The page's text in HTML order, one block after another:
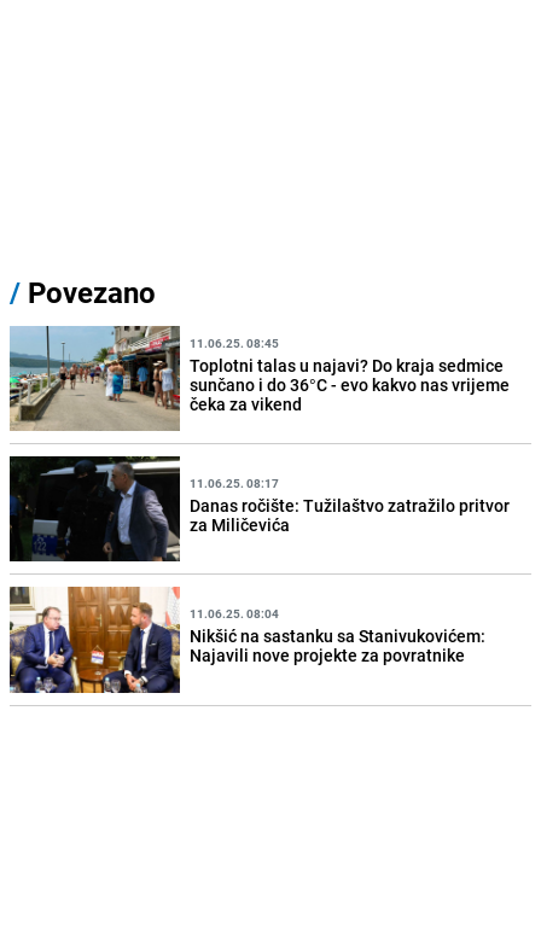
/ Povezano
11.06.25. 08:45
Toplotni talas u najavi? Do kraja sedmice
sunčano i do 36°C - evo kakvo nas vrijeme
čeka za vikend
11.06.25. 08:17
Danas ročište: Tužilaštvo zatražilo pritvor
za Miličevića
11.06.25. 08:04
Nikšić na sastanku sa Stanivukovićem:
Najavili nove projekte za povratnike